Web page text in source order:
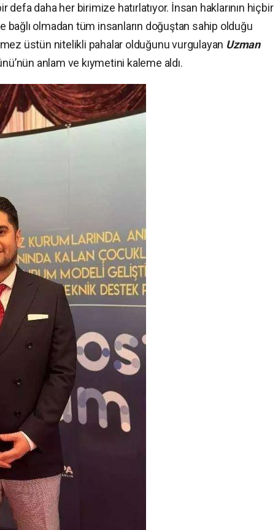
defa daha her birimize hatırlatıyor. İnsan haklarının hiçbir
olmadan tüm insanların doğuştan sahip olduğu
üstün nitelikli pahalar olduğunu vurgulayan Uzman
anlam ve kıymetini kaleme aldı.